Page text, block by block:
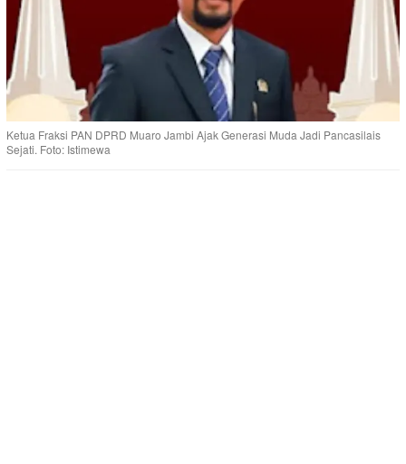
Ketua Fraksi PAN DPRD Muaro Jambi Ajak Generasi Muda Jadi Pancasilais
Sejati. Foto: Istimewa